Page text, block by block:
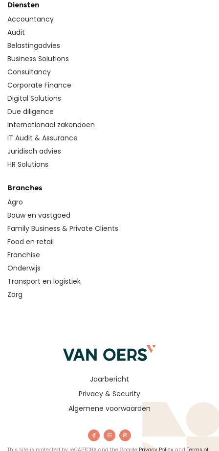
Diensten
Accountancy
Audit
Belastingadvies
Business Solutions
Consultancy
Corporate Finance
Digital Solutions
Due diligence
Internationaal zakendoen
IT Audit & Assurance
Juridisch advies
HR Solutions
Branches
Agro
Bouw en vastgoed
Family Business & Private Clients
Food en retail
Franchise
Onderwijs
Transport en logistiek
Zorg
Algemene voorwaarden
Privacy & Security
Jaarbericht